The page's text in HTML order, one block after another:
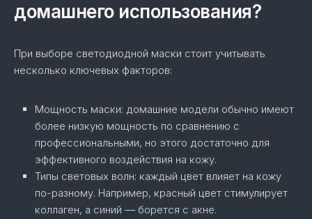
домашнего использования?
При выборе светодиодной маски стоит учитывать
несколько ключевых факторов:
Мощность маски: домашние модели обычно имеют
более низкую мощность по сравнению с
профессиональными, но этого достаточно для
эффективного воздействия на кожу.
Типы световых волн: каждый цвет влияет на кожу
по-разному. Например, красный цвет стимулирует
коллаген, а синий — борется с акне.